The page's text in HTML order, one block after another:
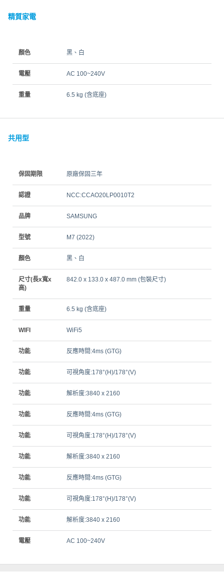
精質家電
顏色 黑、白
電壓 AC 100~240V
重量 6.5 kg (含底座)
共用型
保固期限 原廠保固三年
認證 NCC:CCAO20LP0010T2
品牌 SAMSUNG
型號 M7 (2022)
顏色 黑、白
尺寸(長x寬x
高)
842.0 x 133.0 x 487.0 mm (包裝尺寸)
重量 6.5 kg (含底座)
WIFI WiFi5
功能 反應時間:4ms (GTG)
功能 可視角度:178°(H)/178°(V)
功能 解析度:3840 x 2160
功能 反應時間:4ms (GTG)
功能 可視角度:178°(H)/178°(V)
功能 解析度:3840 x 2160
功能 反應時間:4ms (GTG)
功能 可視角度:178°(H)/178°(V)
功能 解析度:3840 x 2160
電壓 AC 100~240V